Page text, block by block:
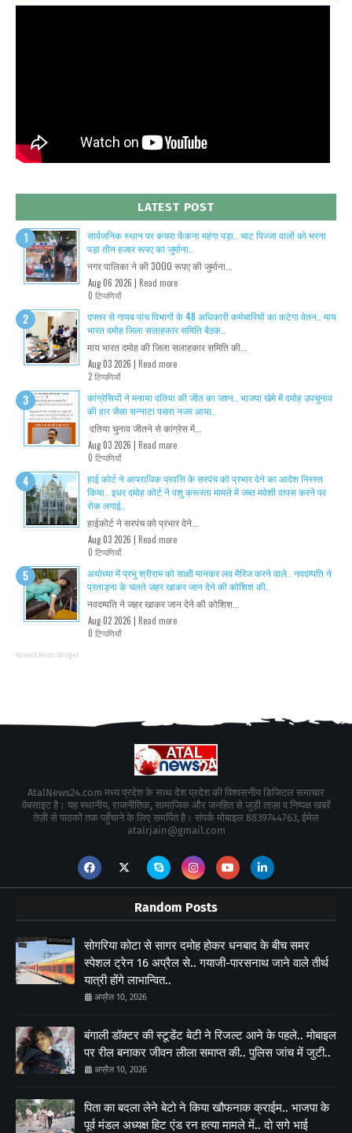
LATEST POST
सार्वजनिक स्थान पर कचरा फेंकना महंगा पड़ा.. चाट पिज्जा वालों को भरना
पड़ा तीन हजार रूपए का जुर्माना..
नगर पालिका ने की 3000 रूपए की जुर्माना...
Aug 06 2026 | Read more
0 टिप्पणियाँ
दफ्तर से गायब पांच विभागों के 48 अधिकारी कर्मचारियों का कटेगा वेतन.. माय
भारत दमोह जिला सलाहकार समिति बैठक..
माय भारत दमोह की जिला सलाहकार समिति की...
Aug 03 2026 | Read more
2 टिप्पणियाँ
कांग्रेसियों ने मनाया दतिया की जीत का जश्न.. भाजपा खेमे में दमोह उपचुनाव
की हार जैसा सन्नाटा पसरा नजर आया..
दतिया चुनाव जीतने से कांग्रेस में...
Aug 03 2026 | Read more
0 टिप्पणियाँ
हाई कोर्ट ने आपराधिक प्रवत्ति के सरपंच को प्रभार देने का आदेश निरस्त
किया.. इधर दमोह कोर्ट ने पशु क्रूरता मामले में जब्त मवेशी वापस करने पर
रोक लगाई..
हाईकोर्ट ने सरपंच को प्रभार देने...
Aug 03 2026 | Read more
0 टिप्पणियाँ
अयोध्या में प्रभु श्रीराम को साक्षी मानकर लव मैरिज करने वाले.. नवदम्पति ने
प्रताड़ना के चलते जहर खाकर जान देने की कोशिश की..
नवदम्पति ने जहर खाकर जान देने की कोशिश...
Aug 02 2026 | Read more
0 टिप्पणियाँ
Recent Posts Widget
AtalNews24.com मध्य प्रदेश के साथ देश प्रदेश की विश्वसनीय डिजिटल समाचार
वेबसाइट है। यह स्थानीय, राजनीतिक, सामाजिक और जनहित से जुड़ी ताज़ा व निष्पक्ष खबरें
तेज़ी से पाठकों तक पहुँचाने के लिए समर्पित है। संपर्क मोबाइल 8839744763, ईमेल
atalrjain@gmail.com
Random Posts
सोगरिया कोटा से सागर दमोह होकर धनबाद के बीच समर
स्पेशल ट्रेन 16 अप्रैल से.. गयाजी-पारसनाथ जाने वाले तीर्थ
यात्री होंगे लाभान्वित..
अप्रैल 10, 2026
बंगाली डॉक्टर की स्टूडेंट बेटी ने रिजल्ट आने के पहले.. मोबाइल
पर रील बनाकर जीवन लीला समाप्त की.. पुलिस जांच में जुटी..
अप्रैल 10, 2026
पिता का बदला लेने बेटो ने किया खौफनाक क्राईम.. भाजपा के
पूर्व मंडल अध्यक्ष हिट एंड रन हत्या मामले में.. दो सगे भाई